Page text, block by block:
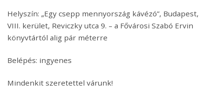
Helyszín: „Egy csepp mennyország kávézó”, Budapest,
VIII. kerület, Reviczky utca 9. – a Fővárosi Szabó Ervin
könyvtártól alig pár méterre
Belépés: ingyenes
Mindenkit szeretettel várunk!